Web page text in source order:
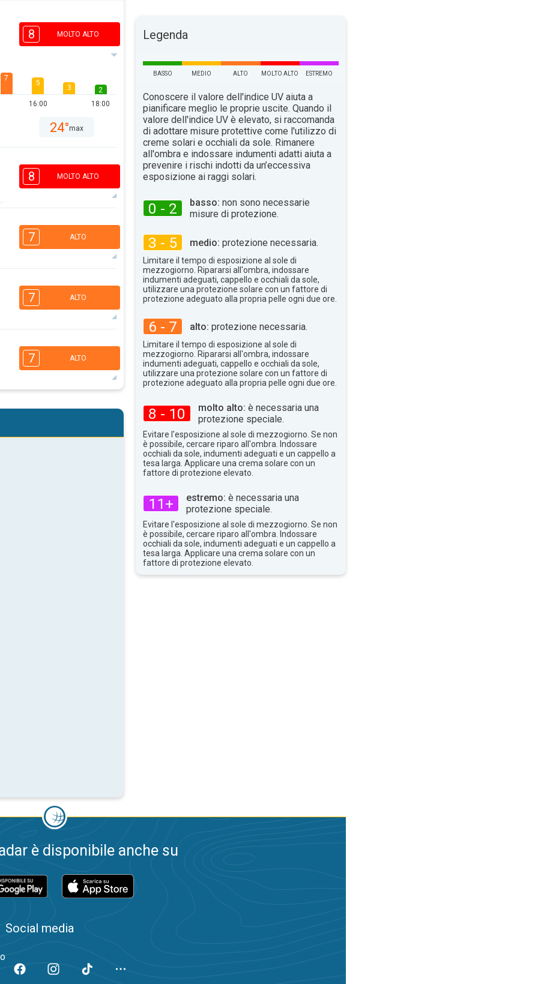
8 MOLTO ALTO
7
5
16:00
3
2
18:00
24°max
8 MOLTO ALTO
5
16:00
28°max
7 ALTO
1
16:00
28°max
7 ALTO
16:00
3
25°max
7 ALTO
3
Legenda
BASSO MEDIO ALTO MOLTO ALTO ESTREMO
Conoscere il valore dell'indice UV aiuta a
pianificare meglio le proprie uscite. Quando il
valore dell'indice UV è elevato, si raccomanda
di adottare misure protettive come l'utilizzo di
creme solari e occhiali da sole. Rimanere
all'ombra e indossare indumenti adatti aiuta a
prevenire i rischi indotti da un’eccessiva
esposizione ai raggi solari.
0 - 2 basso: non sono necessarie
misure di protezione.
3 - 5 medio: protezione necessaria.
Limitare il tempo di esposizione al sole di
mezzogiorno. Ripararsi all'ombra, indossare
indumenti adeguati, cappello e occhiali da sole,
utilizzare una protezione solare con un fattore di
protezione adeguato alla propria pelle ogni due ore.
6 - 7 alto: protezione necessaria.
Limitare il tempo di esposizione al sole di
mezzogiorno. Ripararsi all'ombra, indossare
indumenti adeguati, cappello e occhiali da sole,
utilizzare una protezione solare con un fattore di
protezione adeguato alla propria pelle ogni due ore.
8 - 10 molto alto: è necessaria una
protezione speciale.
Evitare l'esposizione al sole di mezzogiorno. Se non
è possibile, cercare riparo all'ombra. Indossare
occhiali da sole, indumenti adeguati e un cappello a
tesa larga. Applicare una crema solare con un
fattore di protezione elevato.
11+ estremo: è necessaria una
protezione speciale.
Evitare l'esposizione al sole di mezzogiorno. Se non
è possibile, cercare riparo all'ombra. Indossare
occhiali da sole, indumenti adeguati e un cappello a
tesa larga. Applicare una crema solare con un
fattore di protezione elevato.
è disponibile anche su
Social media